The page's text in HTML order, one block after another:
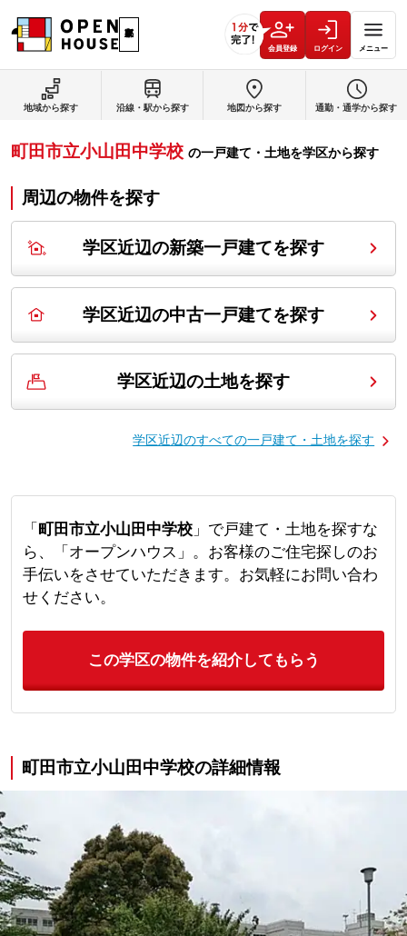
会員登録 ログイン メニュー
地域から探す 沿線・駅から探す 地図から探す 通勤・通学から探す
町田市立小山田中学校 の一戸建て・土地を学区から探す
周辺の物件を探す
学区近辺の新築一戸建てを探す
学区近辺の中古一戸建てを探す
学区近辺の土地を探す
学区近辺のすべての一戸建て・土地を探す
「 町田市立小山田中学校」で戸建て・土地を探すな
ら、「オープンハウス」。お客様のご住宅探しのお
手伝いをさせていただきます。お気軽にお問い合わ
せください。
この学区の物件を紹介してもらう
町田市立小山田中学校の詳細情報